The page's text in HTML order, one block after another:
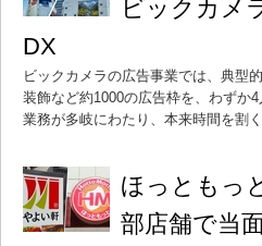
ビックカメ
DX
ビックカメラの広告事業では、典型
装飾など約1000の広告枠を、わずか
業務が多岐にわたり、本来時間を割
ほっともっ
部店舗で当